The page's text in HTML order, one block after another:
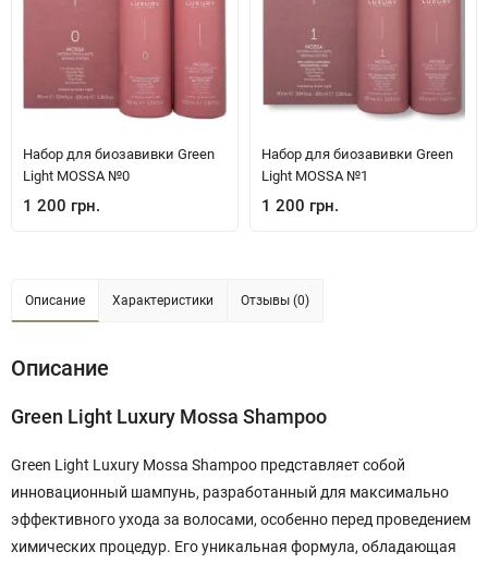
Набор для биозавивки Green
Light MOSSA №0
1 200 грн.
Набор для биозавивки Green
Light MOSSA №1
1 200 грн.
Описание Характеристики Отзывы (0)
Описание
Green Light Luxury Mossa Shampoo
Green Light Luxury Mossa Shampoo представляет собой
инновационный шампунь, разработанный для максимально
эффективного ухода за волосами, особенно перед проведением
химических процедур. Его уникальная формула, обладающая